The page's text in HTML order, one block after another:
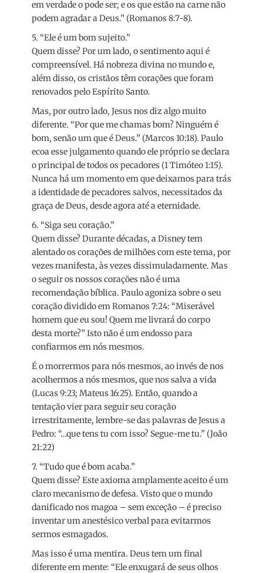
em verdade o pode ser; e os que estão na carne não
podem agradar a Deus.” (Romanos 8:7-8).
5. “Ele é um bom sujeito.”
Quem disse? Por um lado, o sentimento aqui é
compreensível. Há nobreza divina no mundo e,
além disso, os cristãos têm corações que foram
renovados pelo Espírito Santo.
Mas, por outro lado, Jesus nos diz algo muito
diferente. “Por que me chamas bom? Ninguém é
bom, senão um que é Deus.” (Marcos 10:18). Paulo
ecoa esse julgamento quando ele próprio se declara
o principal de todos os pecadores (1 Timóteo 1:15).
Nunca há um momento em que deixamos para trás
a identidade de pecadores salvos, necessitados da
graça de Deus, desde agora até a eternidade.
6. “Siga seu coração.”
Quem disse? Durante décadas, a Disney tem
alentado os corações de milhões com este tema, por
vezes manifesta, às vezes dissimuladamente. Mas
o seguir os nossos corações não é uma
recomendação bíblica. Paulo agoniza sobre o seu
coração dividido em Romanos 7:24: “Miserável
homem que eu sou! Quem me livrará do corpo
desta morte?” Isto não é um endosso para
confiarmos em nós mesmos.
É o morrermos para nós mesmos, ao invés de nos
acolhermos a nós mesmos, que nos salva a vida
(Lucas 9:23; Mateus 16:25). Então, quando a
tentação vier para seguir seu coração
irrestritamente, lembre-se das palavras de Jesus a
Pedro: “…que tens tu com isso? Segue-me tu.” (João
21:22)
7. “Tudo que é bom acaba.”
Quem disse? Este axioma amplamente aceito é um
claro mecanismo de defesa. Visto que o mundo
danificado nos magoa – sem exceção – é preciso
inventar um anestésico verbal para evitarmos
sermos esmagados.
Mas isso é uma mentira. Deus tem um final
diferente em mente: “Ele enxugará de seus olhos